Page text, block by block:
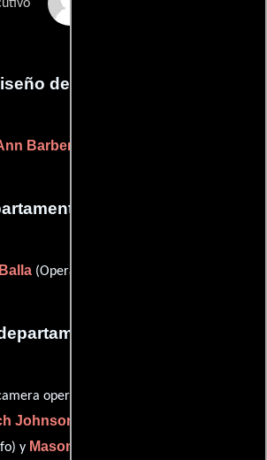
de vestuario
Barber
de sonido
(Operador de micrófono)
de electricidad
operator / gaffer),
Johnson
y Mason Taylor